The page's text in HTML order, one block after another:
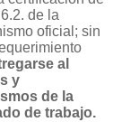
de la
oficial; sin
al
y
de la
de trabajo.